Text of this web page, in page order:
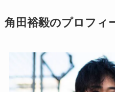
角田裕毅のプロフィ